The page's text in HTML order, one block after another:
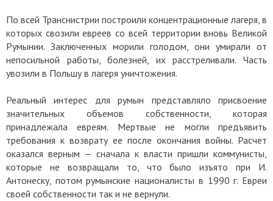
По всей Транснистрии построили концентрационные лагеря, в
которых свозили евреев со всей территории вновь Великой
Румынии. Заключенных морили голодом, они умирали от
непосильной работы, болезней, их расстреливали. Часть
увозили в Польшу в лагеря уничтожения.
Реальный интерес для румын представляло присвоение
значительных объемов собственности, которая
принадлежала евреям. Мертвые не могли предъявить
требования к возврату ее после окончания войны. Расчет
оказался верным — сначала к власти пришли коммунисты,
которые не возвращали то, что было изъято при И.
Антонеску, потом румынские националисты в 1990 г. Евреи
своей собственности так и не вернули.